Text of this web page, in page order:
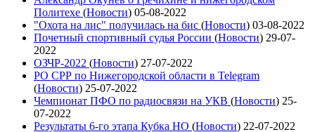
Политехе (Новости) 05-08-2022
"Охота на лис" получилась на бис (Новости) 03-08-2022
Почетный спортивный судья России (Новости) 29-07-
2022
ОЗЧР-2022 (Новости) 27-07-2022
РО СРР по Нижегородской области в Telegram
(Новости) 25-07-2022
Чемпионат ПФО по радиосвязи на УКВ (Новости) 25-
07-2022
Результаты 6-го этапа Кубка НО (Новости) 22-07-2022